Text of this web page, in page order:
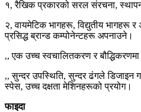
१, रैखिक प्रकारको सरल संरचना,
२, वायमेटिक भागहरू, विद्युतीय भागहरू
प्रसिद्ध ब्रान्ड कम्पोनेन्टहरू अपनाउने।
,, एक उच्च स्वचालितकरण र
,, सुन्दर उपस्थिति, सुन्दर ढंगले डिजाइन
स्पेस, उच्च दक्षता मेशिनहरूको प्रयोग।
फाइदा